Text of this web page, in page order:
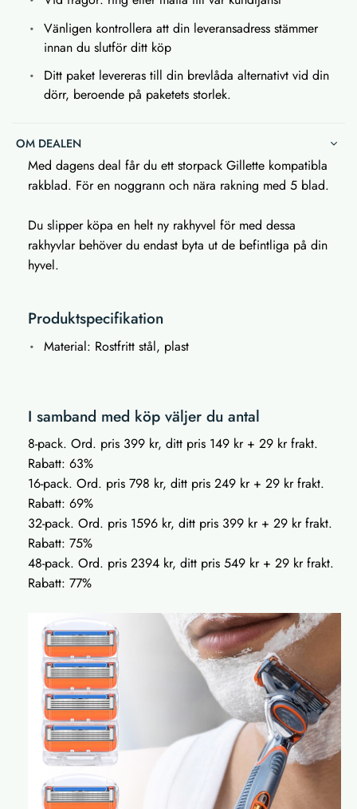
Vänligen kontrollera att din leveransadress stämmer
innan du slutför ditt köp
Ditt paket levereras till din brevlåda alternativt vid din
dörr, beroende på paketets storlek.
OM DEALEN
Med dagens deal får du ett storpack Gillette kompatibla
rakblad. För en noggrann och nära rakning med 5 blad.
Du slipper köpa en helt ny rakhyvel för med dessa
rakhyvlar behöver du endast byta ut de befintliga på din
hyvel.
Produktspecifikation
Material: Rostfritt stål, plast
I samband med köp väljer du antal
8-pack. Ord. pris 399 kr, ditt pris 149 kr + 29 kr frakt.
Rabatt: 63%
16-pack. Ord. pris 798 kr, ditt pris 249 kr + 29 kr frakt.
Rabatt: 69%
32-pack. Ord. pris 1596 kr, ditt pris 399 kr + 29 kr frakt.
Rabatt: 75%
48-pack. Ord. pris 2394 kr, ditt pris 549 kr + 29 kr frakt.
Rabatt: 77%